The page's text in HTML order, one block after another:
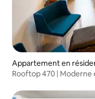
Appartement en
Rooftop 470 |